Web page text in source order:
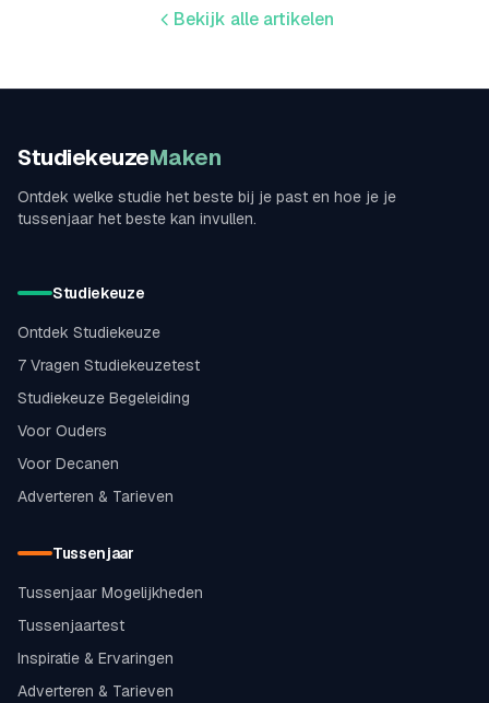
Bekijk alle artikelen
StudiekeuzeMaken
Ontdek welke studie het beste bij je past en hoe je je
tussenjaar het beste kan invullen.
Studiekeuze
Ontdek Studiekeuze
7 Vragen Studiekeuzetest
Studiekeuze Begeleiding
Voor Ouders
Voor Decanen
Adverteren & Tarieven
Tussenjaar
Tussenjaar Mogelijkheden
Tussenjaartest
Inspiratie & Ervaringen
Adverteren & Tarieven